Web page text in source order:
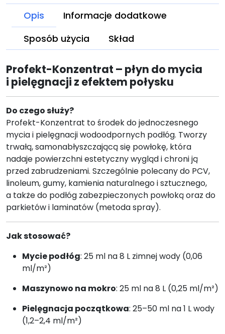
Opis
Informacje dodatkowe
Sposób użycia
Skład
Profekt-Konzentrat – płyn do mycia
i pielęgnacji z efektem połysku
Do czego służy?
Profekt-Konzentrat to środek do jednoczesnego
mycia i pielęgnacji wodoodpornych podłóg. Tworzy
trwałą, samonabłyszczającą się powłokę, która
nadaje powierzchni estetyczny wygląd i chroni ją
przed zabrudzeniami. Szczególnie polecany do PCV,
linoleum, gumy, kamienia naturalnego i sztucznego,
a także do podłóg zabezpieczonych powłoką oraz do
parkietów i laminatów (metoda spray).
Jak stosować?
Mycie podłóg: 25 ml na 8 L zimnej wody (0,06
ml/m²)
Maszynowo na mokro: 25 ml na 8 L (0,25 ml/m²)
Pielęgnacja początkowa: 25–50 ml na 1 L wody
(1,2–2,4 ml/m²)